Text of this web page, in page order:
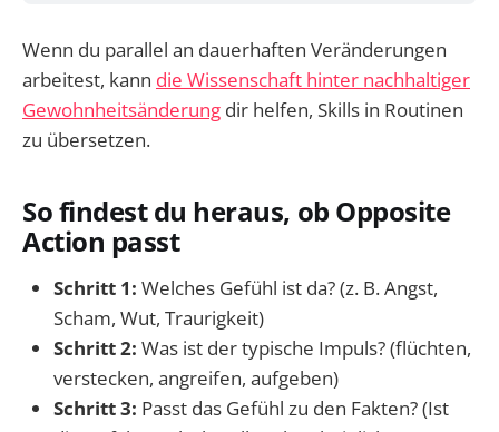
Wenn du parallel an dauerhaften Veränderungen
arbeitest, kann die Wissenschaft hinter nachhaltiger
Gewohnheitsänderung dir helfen, Skills in Routinen
zu übersetzen.
So findest du heraus, ob Opposite
Action passt
Schritt 1: Welches Gefühl ist da? (z. B. Angst,
Scham, Wut, Traurigkeit)
Schritt 2: Was ist der typische Impuls? (flüchten,
verstecken, angreifen, aufgeben)
Schritt 3: Passt das Gefühl zu den Fakten? (Ist